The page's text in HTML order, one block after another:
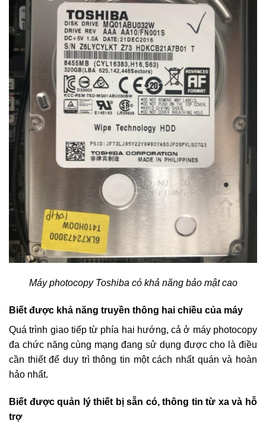
Máy photocopy Toshiba có khả năng bảo mật cao
Biết được khả năng truyền thông hai chiều của máy
Quá trình giao tiếp từ phía hai hướng, cả ở máy photocopy
đa chức năng cùng mạng đang sử dụng được cho là điều
cần thiết để duy trì thông tin một cách nhất quán và hoàn
hảo nhất.
Biết được quản lý thiết bị sẵn có, thông tin từ xa và hỗ
trợ